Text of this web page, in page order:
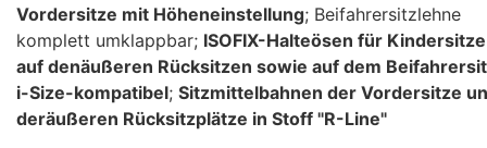
Vordersitze mit Höheneinstellung; Beifahrersitzlehne
komplett umklappbar; ISOFIX-Halteösen für Kindersitze
auf denäußeren Rücksitzen sowie auf dem
i-Size-kompatibel; Sitzmittelbahnen der Vordersitze
deräußeren Rücksitzplätze in Stoff "R-Line"